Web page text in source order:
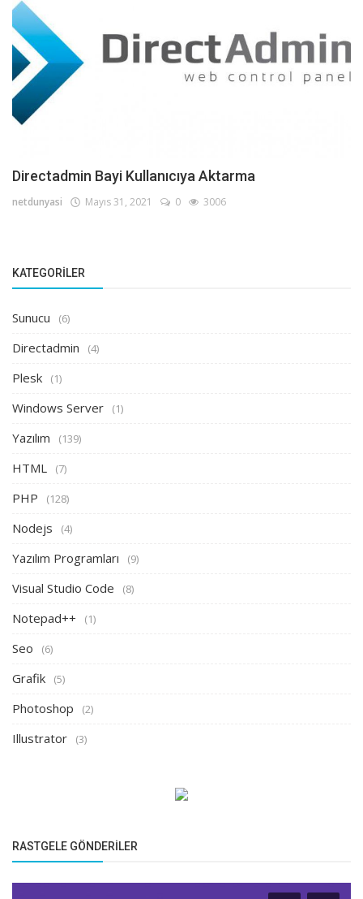
Directadmin Bayi Kullanıcıya Aktarma
netdunyasi Mayıs 31, 2021 0 3006
KATEGORILER
Sunucu (6)
Directadmin (4)
Plesk (1)
Windows Server (1)
Yazılım (139)
HTML (7)
PHP (128)
Nodejs (4)
Yazılım Programları (9)
Visual Studio Code (8)
Notepad++ (1)
Seo (6)
Grafik (5)
Photoshop (2)
Illustrator (3)
RASTGELE GÖNDERILER